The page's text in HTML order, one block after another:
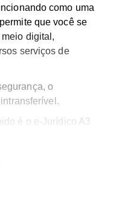
como uma
que você se
digital,
serviços de
o
é o e-Jurídico A3
armazenado em